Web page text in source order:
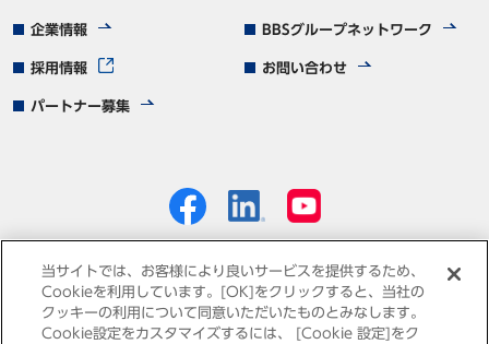
企業情報 BBSグループネットワーク
採用情報 お問い合わせ
パートナー募集
個人情報保護方針 免責事項 サイトマップ
当サイトでは、お客様により良いサービスを提供するため、
Cookieを利用しています。[OK]をクリックすると、当社の
クッキーの利用について同意いただいたものとみなします。
Cookie設定をカスタマイズするには、 [Cookie 設定]をク